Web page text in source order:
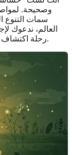
وصحيحة.
سمات التنوع
العالم، ندعوك
رحلة اكتشاف الذات وابحث عن المجتمع والفهم الذي تستحقه.